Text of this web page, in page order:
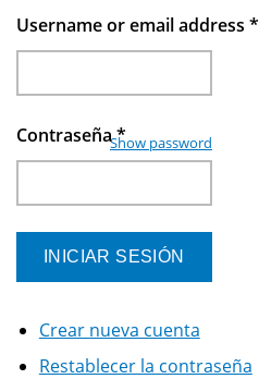
Username or email address *
Contraseña*
Show password
Crear nueva cuenta
Restablecer la contraseña